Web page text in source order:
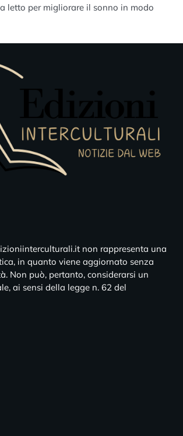
letto per migliorare il sonno in modo
non rappresenta una
in quanto viene aggiornato senza
Non può, pertanto, considerarsi un
ai sensi della legge n. 62 del